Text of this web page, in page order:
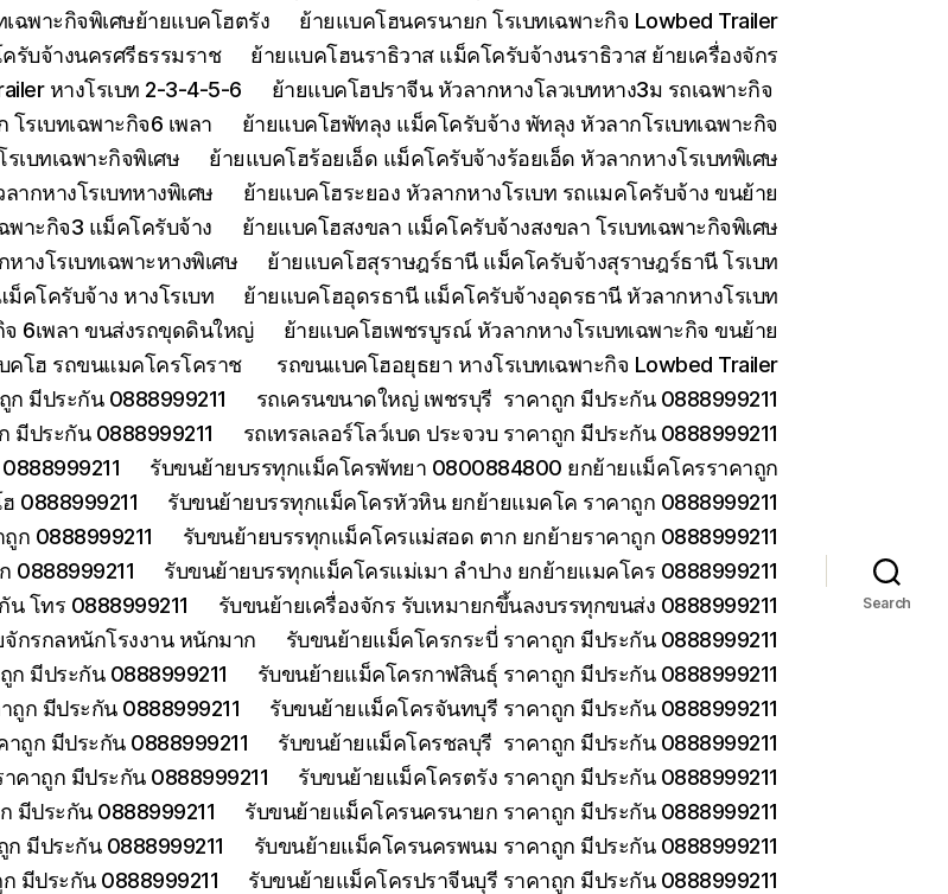
ฉพาะกิจพิเศษย้ายแบคโฮตรัง
ย้ายแบคโฮนครนายก โรเบทเฉพาะกิจ Lowbed Trailer
รับจ้างนครศรีธรรมราช
ย้ายแบคโฮนราธิวาส แม็คโครับจ้างนราธิวาส ย้ายเครื่องจักร
หางโรเบท 2-3-4-5-6
ย้ายแบคโฮปราจีน หัวลากหางโลวเบทหาง3ม รถเฉพาะกิจ
รเบทเฉพาะกิจ6 เพลา
ย้ายแบคโฮพัทลุง แม็คโครับจ้าง พัทลุง หัวลากโรเบทเฉพาะกิจ
เบทเฉพาะกิจพิเศษ
ย้ายแบคโฮร้อยเอ็ด แม็คโครับจ้างร้อยเอ็ด หัวลากหางโรเบทพิเศษ
ากหางโรเบทหางพิเศษ
ย้ายแบคโฮระยอง หัวลากหางโรเบท รถแมคโครับจ้าง ขนย้าย
พาะกิจ3 แม็คโครับจ้าง
ย้ายแบคโฮสงขลา แม็คโครับจ้างสงขลา โรเบทเฉพาะกิจพิเศษ
างโรเบทเฉพาะหางพิเศษ
ย้ายแบคโฮสุราษฎร์ธานี แม็คโครับจ้างสุราษฎร์ธานี โรเบท
คโครับจ้าง หางโรเบท
ย้ายแบคโฮอุดรธานี แม็คโครับจ้างอุดรธานี หัวลากหางโรเบท
จ 6เพลา ขนส่งรถขุดดินใหญ่
ย้ายแบคโฮเพชรบูรณ์ หัวลากหางโรเบทเฉพาะกิจ ขนย้าย
คโฮ รถขนแมคโครโคราช
รถขนแบคโฮอยุธยา หางโรเบทเฉพาะกิจ Lowbed Trailer
ก มีประกัน 0888999211
รถเครนขนาดใหญ่ เพชรบุรี ราคาถูก มีประกัน 0888999211
มีประกัน 0888999211
รถเทรลเลอร์โลว์เบด ประจวบ ราคาถูก มีประกัน 0888999211
รับขนย้ายบรรทุกแม็คโครพัทยา 0800884800 ยกย้ายแม็คโครราคาถูก
0888999211
รับขนย้ายบรรทุกแม็คโครหัวหิน ยกย้ายแมคโค ราคาถูก 0888999211
ก 0888999211
รับขนย้ายบรรทุกแม็คโครแม่สอด ตาก ยกย้ายราคาถูก 0888999211
0888999211
รับขนย้ายบรรทุกแม็คโครแม่เมา ลำปาง ยกย้ายแมคโคร 0888999211
โทร 0888999211
รับขนย้ายเครื่องจักร รับเหมายกขึ้นลงบรรทุกขนส่ง 0888999211
กรกลหนักโรงงาน หนักมาก
รับขนย้ายแม็คโครกระบี่ ราคาถูก มีประกัน 0888999211
มีประกัน 0888999211
รับขนย้ายแม็คโครกาฬสินธุ์ ราคาถูก มีประกัน 0888999211
ก มีประกัน 0888999211
รับขนย้ายแม็คโครจันทบุรี ราคาถูก มีประกัน 0888999211
ถูก มีประกัน 0888999211
รับขนย้ายแม็คโครชลบุรี ราคาถูก มีประกัน 0888999211
คาถูก มีประกัน 0888999211
รับขนย้ายแม็คโครตรัง ราคาถูก มีประกัน 0888999211
มีประกัน 0888999211
รับขนย้ายแม็คโครนครนายก ราคาถูก มีประกัน 0888999211
มีประกัน 0888999211
รับขนย้ายแม็คโครนครพนม ราคาถูก มีประกัน 0888999211
มีประกัน 0888999211
รับขนย้ายแม็คโครปราจีนบุรี ราคาถูก มีประกัน 0888999211
Search